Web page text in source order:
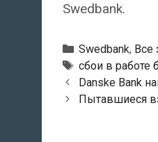
Swedbank.
Рубрики
Swedbank, Все
Тэги
сбои в работе
Навигация
по
Danske Bank
Пытавшиеся